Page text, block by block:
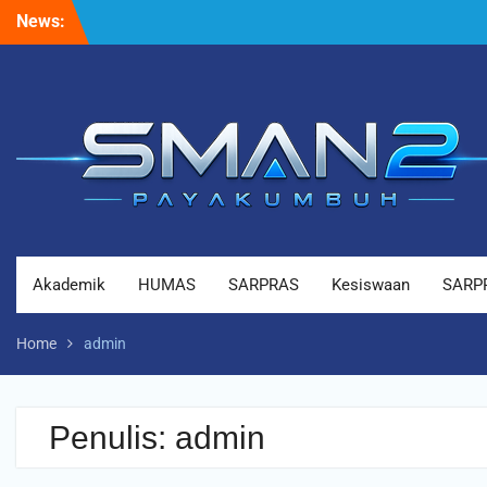
News:
Akademik HUMAS SARPRAS Kesiswaan
Home admin
Penulis: admin